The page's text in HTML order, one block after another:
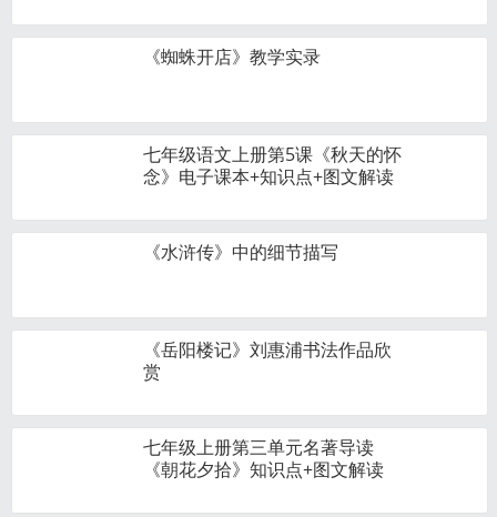
《蜘蛛开店》教学实录
七年级语文上册第5课《秋天的怀
念》电子课本+知识点+图文解读
《水浒传》中的细节描写
《岳阳楼记》刘惠浦书法作品欣
赏
七年级上册第三单元名著导读
《朝花夕拾》知识点+图文解读